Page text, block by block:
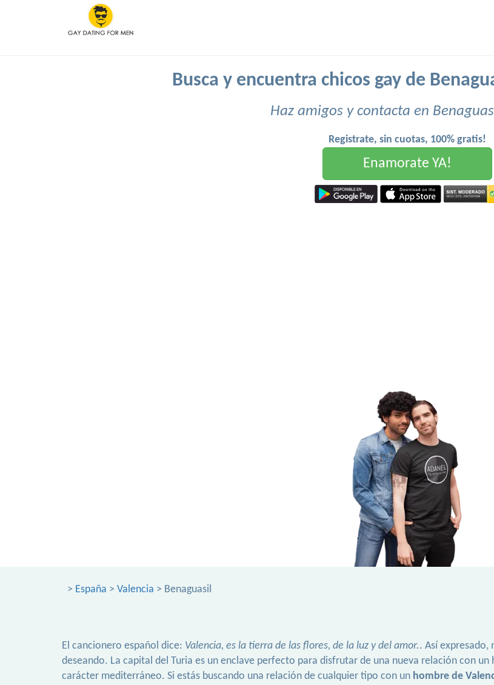
Busca y encuentra chicos gay de
Haz amigos y contacta en
Registrate, sin cuotas, 100% gratis!
Enamorate YA!
> España > Valencia > Benaguasil
El cancionero español dice: Valencia, es la tierra de las flores, de la luz y del amor.. Así
deseando. La capital del Turia es un enclave perfecto para disfrutar de una nueva relación con
carácter mediterráneo. Si estás buscando una relación de cualquier tipo con un hombre de